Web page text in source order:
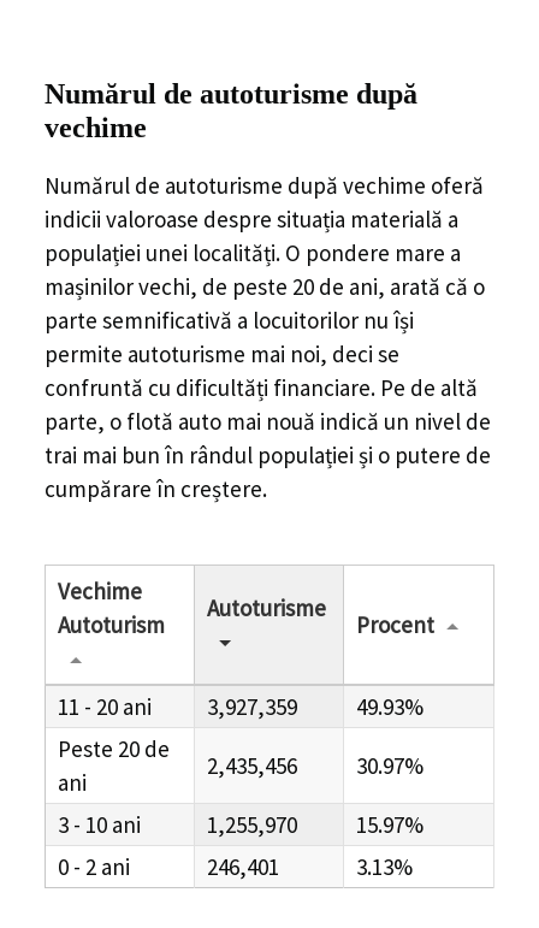
Numărul de autoturisme după
vechime
Numărul de autoturisme după vechime oferă
indicii valoroase despre situația materială a
populației unei localități. O pondere mare a
mașinilor vechi, de peste 20 de ani, arată că o
parte semnificativă a locuitorilor nu își
permite autoturisme mai noi, deci se
confruntă cu dificultăți financiare. Pe de altă
parte, o flotă auto mai nouă indică un nivel de
trai mai bun în rândul populației și o putere de
cumpărare în creștere.
Vechime
Autoturism
Autoturisme
Procent
11 - 20 ani 3,927,359
49.93%
Peste 20 de
ani
2,435,456 30.97%
3 - 10 ani 1,255,970
15.97%
0 - 2 ani
246,401 3.13%